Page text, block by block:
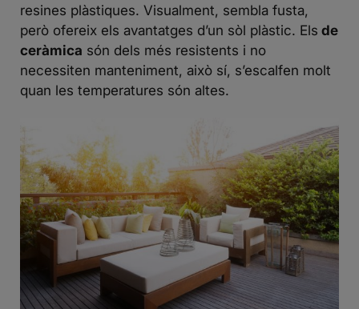
resines plàstiques. Visualment, sembla fusta,
però ofereix els avantatges d’un sòl plàstic. Els de
ceràmica són dels més resistents i no
necessiten manteniment, això sí, s’escalfen molt
quan les temperatures són altes.